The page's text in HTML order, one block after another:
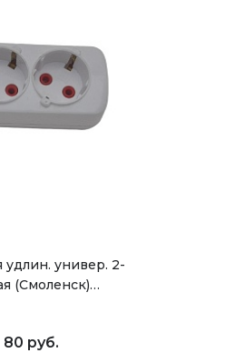
удлин. универ. 2-
(Смоленск)…
80 руб.